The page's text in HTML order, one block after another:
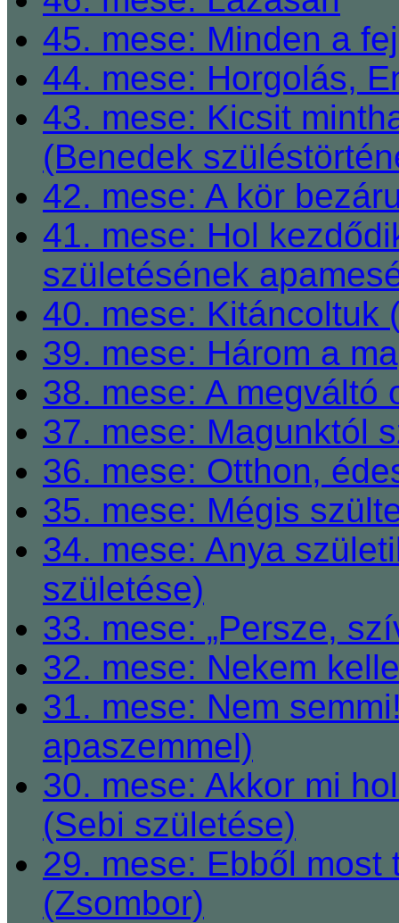
45. mese: Minden a
44. mese: Horgolás,
43. mese: Kicsit
(Benedek
42. mese: A kör
41. mese: Hol
születésének
40. mese: Kitáncoltuk
39. mese: Három a
38. mese: A megváltó
37. mese: Magunktól
36. mese: Otthon,
35. mese: Mégis
34. mese: Anya
születése)
33. mese: „Persze,
32. mese: Nekem
31. mese: Nem
apaszemmel)
30. mese: Akkor mi
(Sebi születése)
29. mese: Ebből
(Zsombor)